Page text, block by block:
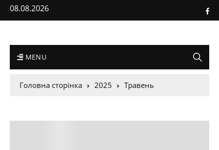
08.08.2026
MENU
Головна сторінка 2025 Травень